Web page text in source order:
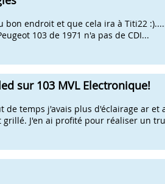
bon endroit et que cela ira à Titi22
103 de 1971 n'a pas de CDI...
sur 103 MVL Electronique!
de temps j'avais plus d'éclairage ar
J'en ai profité pour réaliser un